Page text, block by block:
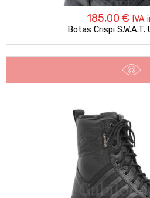
185,00 € IVA
Botas Crispi S.W.A.T.